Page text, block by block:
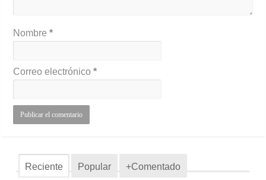
Nombre*
Correo electrónico*
Reciente Popular +Comentado